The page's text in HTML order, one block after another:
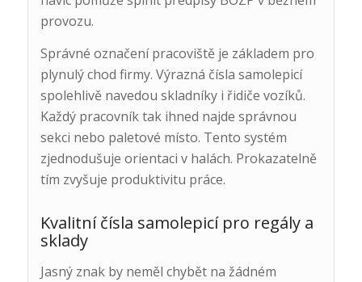
provozu.
Správné označení pracoviště je základem pro
plynulý chod firmy. Výrazná čísla samolepicí
spolehlivě navedou skladníky i řidiče vozíků.
Každý pracovník tak ihned najde správnou
sekci nebo paletové místo. Tento systém
zjednodušuje orientaci v halách. Prokazatelně
tím zvyšuje produktivitu práce.
Kvalitní čísla samolepicí pro regály a
sklady
Jasný znak by neměl chybět na žádném